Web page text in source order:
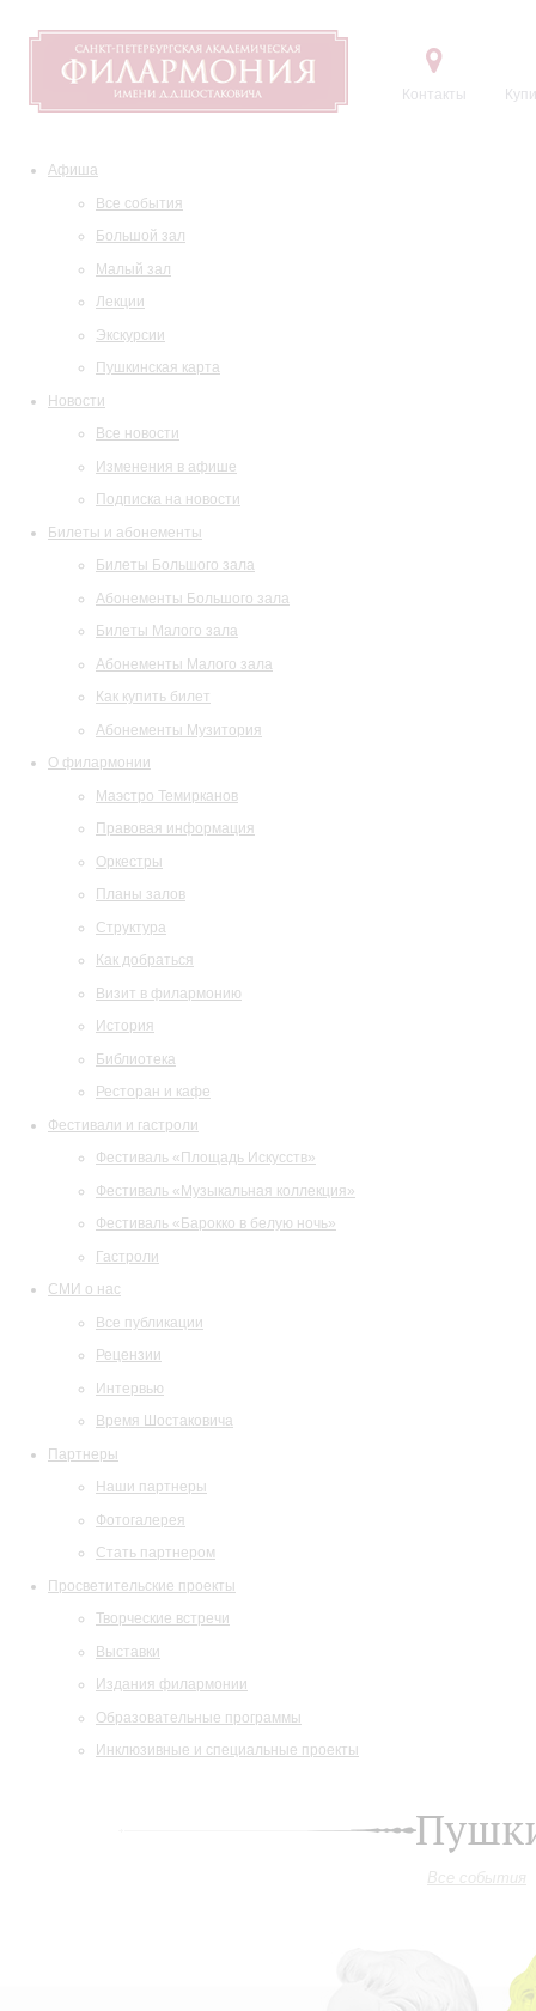
Контакты
Афиша
Все события
Большой зал
Малый зал
Лекции
Экскурсии
Пушкинская карта
Новости
Все новости
Изменения в афише
Подписка на новости
Билеты и абонементы
Билеты Большого зала
Абонементы Большого зала
Билеты Малого зала
Абонементы Малого зала
Как купить билет
Абонементы Музитория
О филармонии
Маэстро Темирканов
Правовая информация
Оркестры
Планы залов
Структура
Как добраться
Визит в филармонию
История
Библиотека
Ресторан и кафе
Фестивали и гастроли
Фестиваль «Площадь Искусств»
Фестиваль «Музыкальная коллекция»
Фестиваль «Барокко в белую ночь»
Гастроли
СМИ о нас
Все публикации
Рецензии
Интервью
Время Шостаковича
Партнеры
Наши партнеры
Фотогалерея
Стать партнером
Просветительские проекты
Творческие встречи
Выставки
Издания филармонии
Образовательные программы
Инклюзивные и специальные проекты
Все события